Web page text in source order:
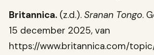
Britannica. (z.d.).Sranan Tongo.
15 december 2025, van
https://www.britannica.com/